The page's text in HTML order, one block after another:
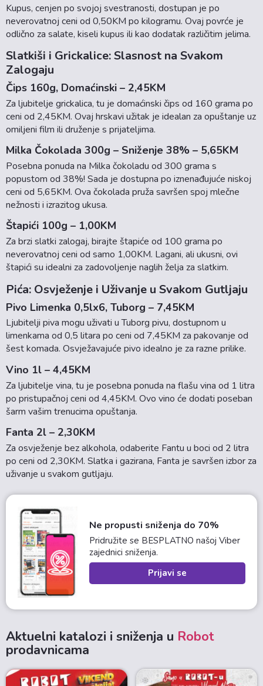
Kupus, cenjen po svojoj svestranosti, dostupan je po
neverovatnoj ceni od 0,50KM po kilogramu. Ovaj povrće je
odlično za salate, kiseli kupus ili kao dodatak različitim jelima.
Slatkiši i Grickalice: Slasnost na Svakom
Zalogaju
Čips 160g, Domaćinski – 2,45KM
Za ljubitelje grickalica, tu je domaćinski čips od 160 grama po
ceni od 2,45KM. Ovaj hrskavi užitak je idealan za opuštanje uz
omiljeni film ili druženje s prijateljima.
Milka Čokolada 300g – Sniženje 38% – 5,65KM
Posebna ponuda na Milka čokoladu od 300 grama s
popustom od 38%! Sada je dostupna po iznenađujuće niskoj
ceni od 5,65KM. Ova čokolada pruža savršen spoj mlečne
nežnosti i izrazitog ukusa.
Štapići 100g – 1,00KM
Za brzi slatki zalogaj, birajte štapiće od 100 grama po
neverovatnoj ceni od samo 1,00KM. Lagani, ali ukusni, ovi
štapići su idealni za zadovoljenje naglih želja za slatkim.
Pića: Osvježenje i Uživanje u Svakom Gutljaju
Pivo Limenka 0,5lx6, Tuborg – 7,45KM
Ljubitelji piva mogu uživati u Tuborg pivu, dostupnom u
limenkama od 0,5 litara po ceni od 7,45KM za pakovanje od
šest komada. Osvježavajuće pivo idealno je za razne prilike.
Vino 1l – 4,45KM
Za ljubitelje vina, tu je posebna ponuda na flašu vina od 1 litra
po pristupačnoj ceni od 4,45KM. Ovo vino će dodati poseban
šarm vašim trenucima opuštanja.
Fanta 2l – 2,30KM
Za osvježenje bez alkohola, odaberite Fantu u boci od 2 litra
po ceni od 2,30KM. Slatka i gazirana, Fanta je savršen izbor za
uživanje u svakom gutljaju.
Ne propusti sniženja do 70%
Pridružite se BESPLATNO našoj Viber
zajednici sniženja.
Prijavi se
Aktuelni katalozi i sniženja u Robot
prodavnicama